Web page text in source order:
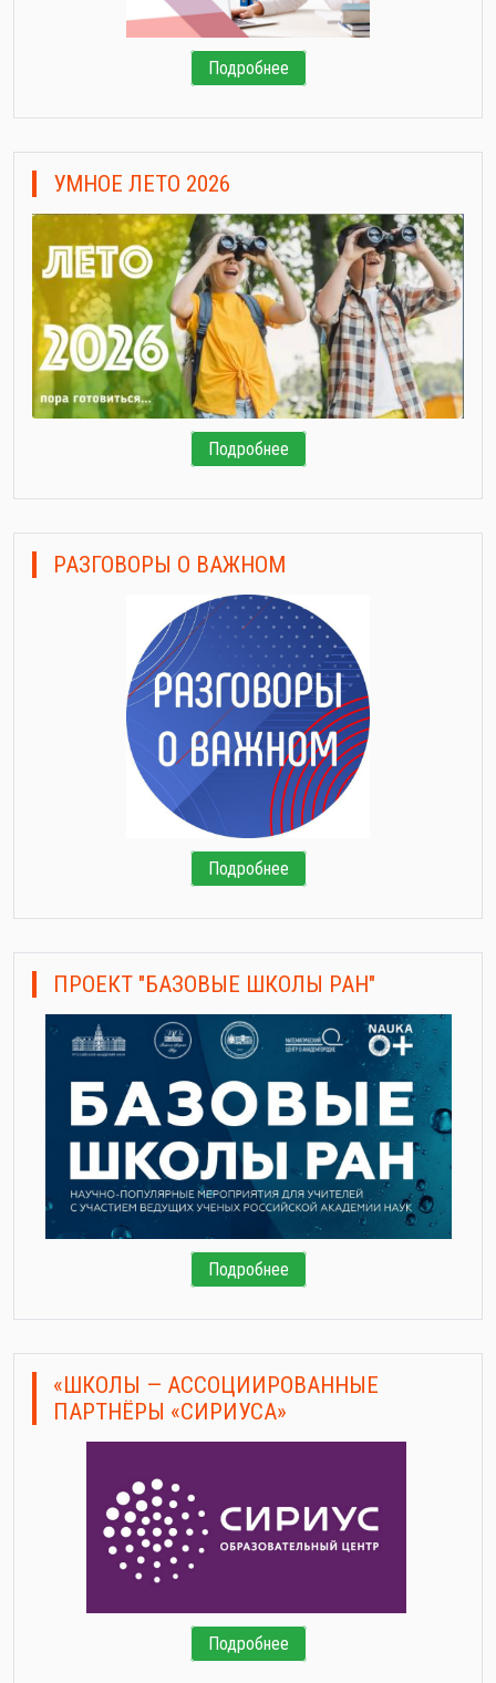
Подробнее
УМНОЕ ЛЕТО 2026
Подробнее
РАЗГОВОРЫ О ВАЖНОМ
Подробнее
ПРОЕКТ "БАЗОВЫЕ ШКОЛЫ РАН"
Подробнее
«ШКОЛЫ — АССОЦИИРОВАННЫЕ
ПАРТНЁРЫ «СИРИУСА»
Подробнее